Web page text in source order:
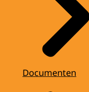
Documenten